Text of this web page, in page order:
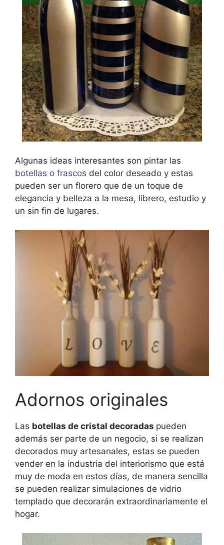
Algunas ideas interesantes son pintar las
botellas o frascos del color deseado y estas
pueden ser un florero que de un toque de
elegancia y belleza a la mesa, librero, estudio y
un sin fin de lugares.
Adornos originales
Las botellas de cristal decoradas pueden
además ser parte de un negocio, si se realizan
decorados muy artesanales, estas se pueden
vender en la industria del interiorismo que está
muy de moda en estos días, de manera sencilla
se pueden realizar simulaciones de vidrio
templado que decorarán extraordinariamente el
hogar.